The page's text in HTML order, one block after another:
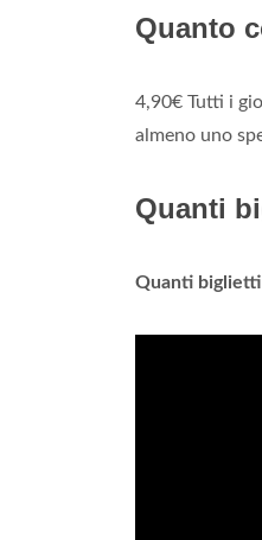
Quanto
4,90€ Tutti i
almeno uno
Quanti
Quanti biglietti